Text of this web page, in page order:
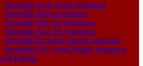
Pnömatik Yaylı Ayarlı Susturucu
Pnömatik Sinter Susturucu
Pnömatik Düz Tip Susturucu
Pnömatik Kısa Tip Susturucu
Pnömatik Psl Serisi Plastik Susturucu
Pnömatik PSU Serisi Plastik Susturucu
& Fittings